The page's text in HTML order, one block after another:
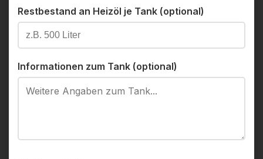
Restbestand an Heizöl je Tank (optional)
Informationen zum Tank (optional)